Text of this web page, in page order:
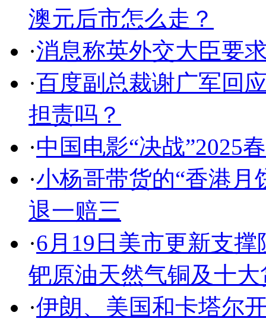
澳元后市怎么走？
·消息称英外交大臣要
·百度副总裁谢广军回
担责吗？
·中国电影“决战”2025
·小杨哥带货的“香港月
退一赔三
·6月19日美市更新支
钯原油天然气铜及十
·伊朗、美国和卡塔尔